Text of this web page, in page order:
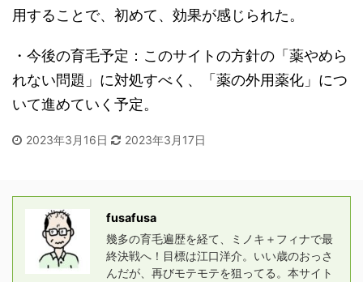
用することで、初めて、効果が感じられた。
・今後の育毛予定：このサイトの方針の「薬やめら
れない問題」に対処すべく、「薬の外用薬化」につ
いて進めていく予定。
2023年3月16日 2023年3月17日
fusafusa
幾多の育毛遍歴を経て、ミノキ＋フィナで最
終決戦へ！目標は江口洋介。いい歳のおっさ
んだが、再びモテモテを狙ってる。本サイト